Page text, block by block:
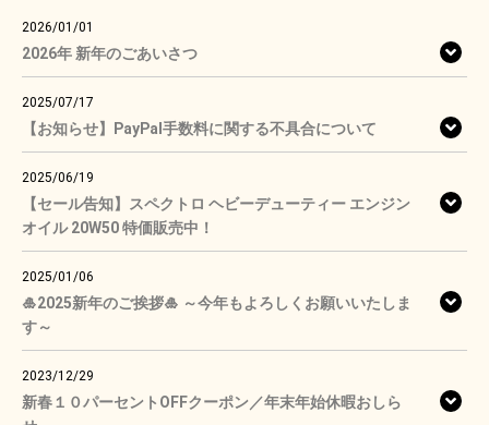
2026/01/01
2026年 新年のごあいさつ
2025/07/17
【お知らせ】PayPal手数料に関する不具合について
2025/06/19
【セール告知】スペクトロ ヘビーデューティー エンジン
オイル 20W50 特価販売中！
2025/01/06
🎍2025新年のご挨拶🎍 ～今年もよろしくお願いいたしま
す～
2023/12/29
新春１０パーセントOFFクーポン／年末年始休暇おしら